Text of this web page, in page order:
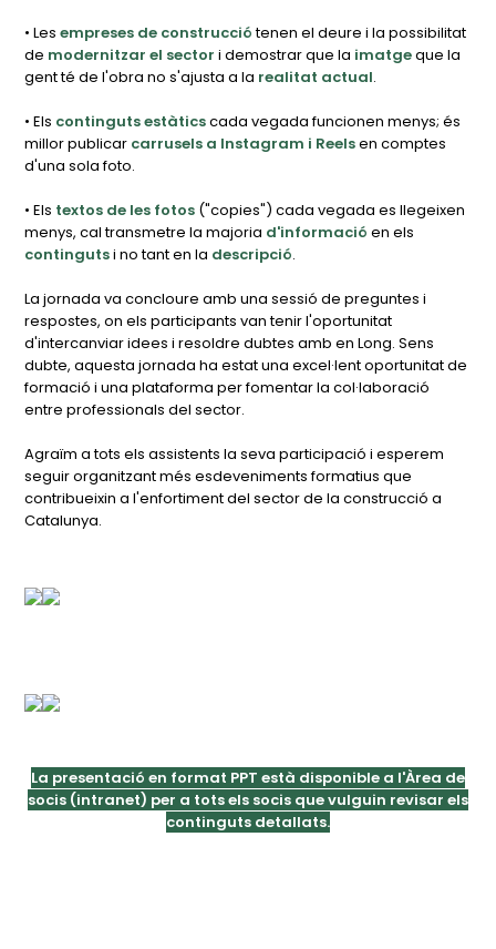
• Lesempreses de construcciótenen el deure i la possibilitat
de modernitzar el sector i demostrar que la imatgeque la
gent té de l'obra no s'ajusta a la realitat actual.
• Els continguts estàticscada vegada funcionen menys; és
millor publicar carrusels a Instagram i Reelsen comptes
d'una sola foto.
• Els textos de les fotos ("copies") cada vegada es llegeixen
menys, cal transmetre la majoria d'informacióen els
contingutsi no tant en la descripció.
La jornada va concloure amb una sessió de preguntes i
respostes, on els participants van tenir l'oportunitat
d'intercanviar idees i resoldre dubtes amb en Long. Sens
dubte, aquesta jornada ha estat una excel·lent oportunitat de
formació i una plataforma per fomentar la col·laboració
entre professionals del sector.
Agraïm a tots els assistents la seva participació i esperem
seguir organitzant més esdeveniments formatius que
contribueixin a l'enfortiment del sector de la construcció a
Catalunya.
La presentació en format PPT està disponible a l'Àrea de
socis (intranet) per a tots els socis que vulguin revisar els
continguts detallats.